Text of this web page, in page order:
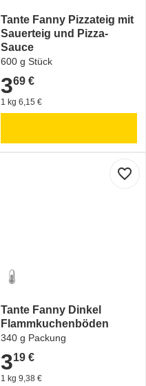
Tante Fanny Pizzateig mit
Sauerteig und Pizza-
Sauce
600 g Stück
3,69 €
369 €
1 kg 6,15 €
favorite_border
Tante Fanny Dinkel
Flammkuchenböden
340 g Packung
3,19 €
319 €
1 kg 9,38 €